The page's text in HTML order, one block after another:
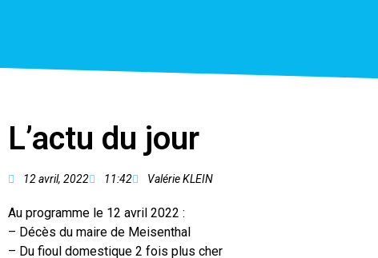
L’actu du jour
12 avril, 2022 11:42 Valérie KLEIN
Au programme le 12 avril 2022 :
– Décès du maire de Meisenthal
– Du fioul domestique 2 fois plus cher